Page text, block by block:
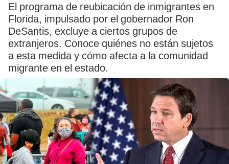
El programa de reubicación de inmigrantes en
Florida, impulsado por el gobernador Ron
DeSantis, excluye a ciertos grupos de
extranjeros. Conoce quiénes no están sujetos
a esta medida y cómo afecta a la comunidad
migrante en el estado.